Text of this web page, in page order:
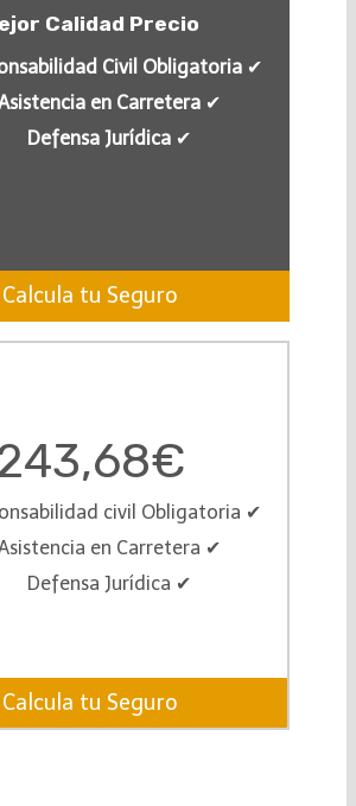
Calidad Precio
Civil Obligatoria ✔︎
en Carretera ✔︎
Defensa Jurídica ✔︎
Calcula tu Seguro
civil Obligatoria ✔︎
en Carretera ✔︎
Defensa Jurídica ✔︎
Calcula tu Seguro